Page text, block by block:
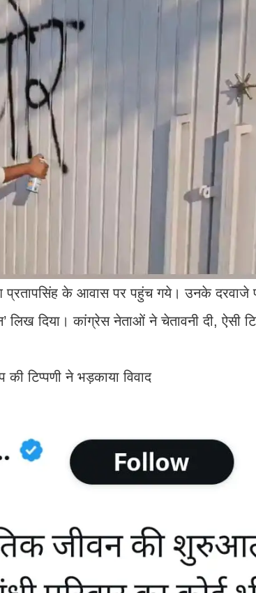
प्रतापसिंह के आवास पर पहुंच गये। उनके दरवाजे
दिया। कांग्रेस नेताओं ने चेतावनी दी, ऐसी